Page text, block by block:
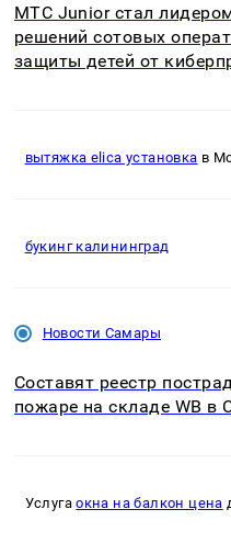
МТС Junior стал
решений сотовых
защиты детей от
вытяжка elica установка в
букинг калининград
Новости Самары
Составят реестр
пожаре на складе WB в
Услугаокна на балкон цена